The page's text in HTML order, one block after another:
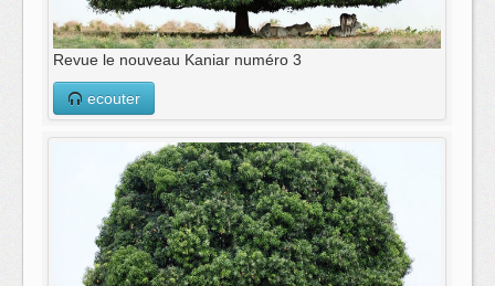
Revue le nouveau Kaniar numéro 3
ecouter